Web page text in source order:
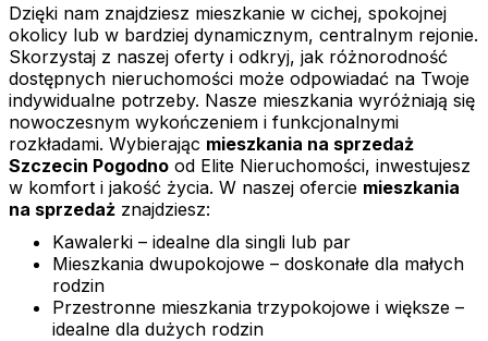
Dzięki nam znajdziesz mieszkanie w cichej, spokojnej
okolicy lub w bardziej dynamicznym, centralnym rejonie.
Skorzystaj z naszej oferty i odkryj, jak różnorodność
dostępnych nieruchomości może odpowiadać na Twoje
indywidualne potrzeby. Nasze mieszkania wyróżniają się
nowoczesnym wykończeniem i funkcjonalnymi
rozkładami. Wybierając mieszkania na sprzedaż
Szczecin Pogodno od Elite Nieruchomości, inwestujesz
w komfort i jakość życia. W naszej ofercie mieszkania
na sprzedaż znajdziesz:
Kawalerki – idealne dla singli lub par
Mieszkania dwupokojowe – doskonałe dla małych
rodzin
Przestronne mieszkania trzypokojowe i większe –
idealne dla dużych rodzin